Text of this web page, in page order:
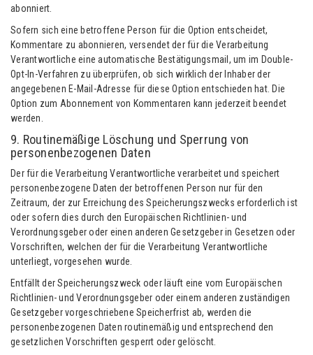
abonniert.
Sofern sich eine betroffene Person für die Option entscheidet,
Kommentare zu abonnieren, versendet der für die Verarbeitung
Verantwortliche eine automatische Bestätigungsmail, um im Double-
Opt-In-Verfahren zu überprüfen, ob sich wirklich der Inhaber der
angegebenen E-Mail-Adresse für diese Option entschieden hat. Die
Option zum Abonnement von Kommentaren kann jederzeit beendet
werden.
9. Routinemäßige Löschung und Sperrung von
personenbezogenen Daten
Der für die Verarbeitung Verantwortliche verarbeitet und speichert
personenbezogene Daten der betroffenen Person nur für den
Zeitraum, der zur Erreichung des Speicherungszwecks erforderlich ist
oder sofern dies durch den Europäischen Richtlinien- und
Verordnungsgeber oder einen anderen Gesetzgeber in Gesetzen oder
Vorschriften, welchen der für die Verarbeitung Verantwortliche
unterliegt, vorgesehen wurde.
Entfällt der Speicherungszweck oder läuft eine vom Europäischen
Richtlinien- und Verordnungsgeber oder einem anderen zuständigen
Gesetzgeber vorgeschriebene Speicherfrist ab, werden die
personenbezogenen Daten routinemäßig und entsprechend den
gesetzlichen Vorschriften gesperrt oder gelöscht.